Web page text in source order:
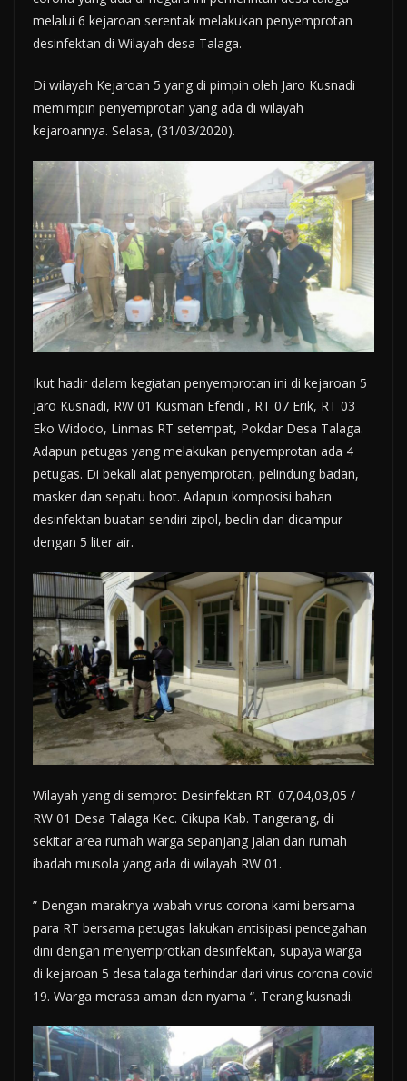
melalui 6 kejaroan serentak melakukan penyemprotan
desinfektan di Wilayah desa Talaga.
Di wilayah Kejaroan 5 yang di pimpin oleh Jaro Kusnadi
memimpin penyemprotan yang ada di wilayah
kejaroannya. Selasa, (31/03/2020).
Ikut hadir dalam kegiatan penyemprotan ini di kejaroan 5
jaro Kusnadi, RW 01 Kusman Efendi , RT 07 Erik, RT 03
Eko Widodo, Linmas RT setempat, Pokdar Desa Talaga.
Adapun petugas yang melakukan penyemprotan ada 4
petugas. Di bekali alat penyemprotan, pelindung badan,
masker dan sepatu boot. Adapun komposisi bahan
desinfektan buatan sendiri zipol, beclin dan dicampur
dengan 5 liter air.
Wilayah yang di semprot Desinfektan RT. 07,04,03,05 /
RW 01 Desa Talaga Kec. Cikupa Kab. Tangerang, di
sekitar area rumah warga sepanjang jalan dan rumah
ibadah musola yang ada di wilayah RW 01.
” Dengan maraknya wabah virus corona kami bersama
para RT bersama petugas lakukan antisipasi pencegahan
dini dengan menyemprotkan desinfektan, supaya warga
di kejaroan 5 desa talaga terhindar dari virus corona covid
19. Warga merasa aman dan nyama “. Terang kusnadi.